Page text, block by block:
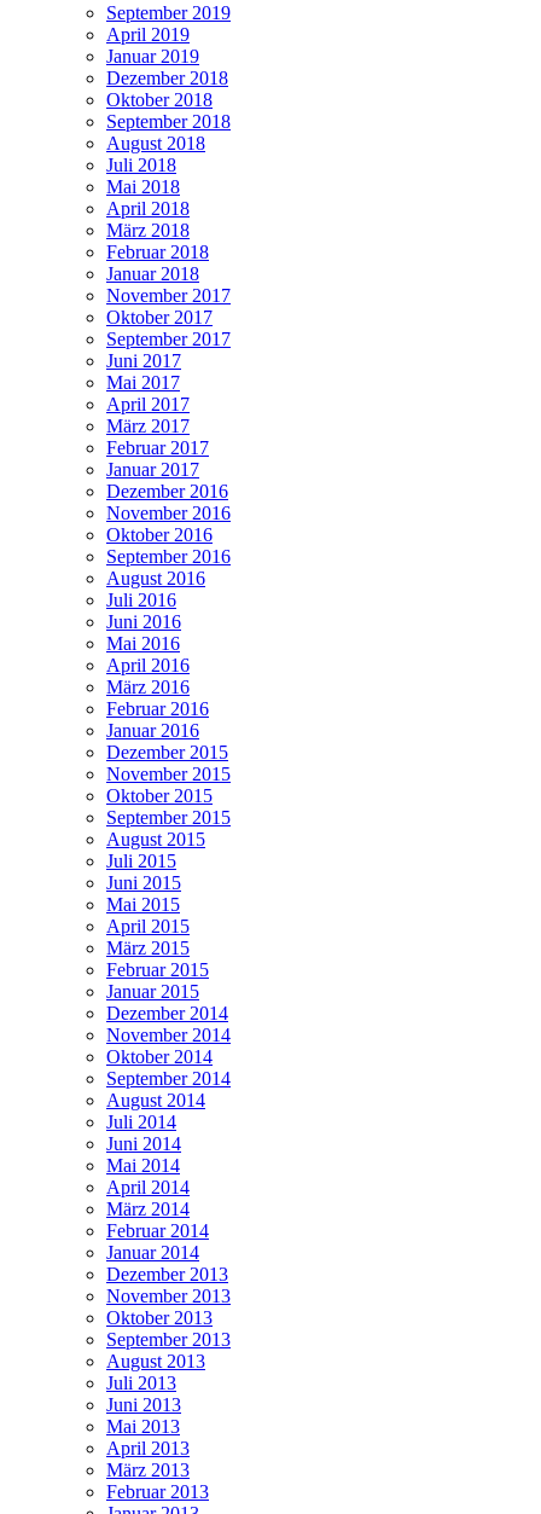
September 2019
April 2019
Januar 2019
Dezember 2018
Oktober 2018
September 2018
August 2018
Juli 2018
Mai 2018
April 2018
März 2018
Februar 2018
Januar 2018
November 2017
Oktober 2017
September 2017
Juni 2017
Mai 2017
April 2017
März 2017
Februar 2017
Januar 2017
Dezember 2016
November 2016
Oktober 2016
September 2016
August 2016
Juli 2016
Juni 2016
Mai 2016
April 2016
März 2016
Februar 2016
Januar 2016
Dezember 2015
November 2015
Oktober 2015
September 2015
August 2015
Juli 2015
Juni 2015
Mai 2015
April 2015
März 2015
Februar 2015
Januar 2015
Dezember 2014
November 2014
Oktober 2014
September 2014
August 2014
Juli 2014
Juni 2014
Mai 2014
April 2014
März 2014
Februar 2014
Januar 2014
Dezember 2013
November 2013
Oktober 2013
September 2013
August 2013
Juli 2013
Juni 2013
Mai 2013
April 2013
März 2013
Februar 2013